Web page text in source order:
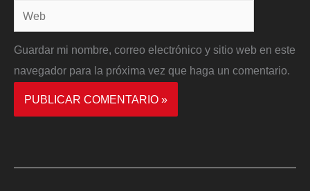
Web
Guardar mi nombre, correo electrónico y sitio web en este
navegador para la próxima vez que haga un comentario.